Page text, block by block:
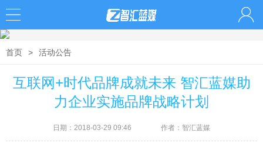
首页 > 活动公告
互联网+时代品牌成就未来 智汇蓝媒助
力企业实施品牌战略计划
日期：2018-03-29 09:46 作者：智汇蓝媒